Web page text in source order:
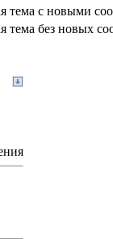
тема с новыми
тема без новых